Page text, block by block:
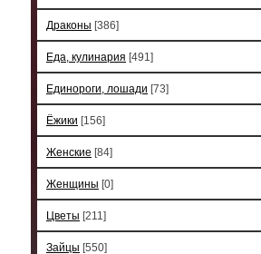
Драконы [386]
Еда, кулинария [491]
Единороги, лошади [73]
Ёжики [156]
Женские [84]
Женщины [0]
Цветы [211]
Зайцы [550]